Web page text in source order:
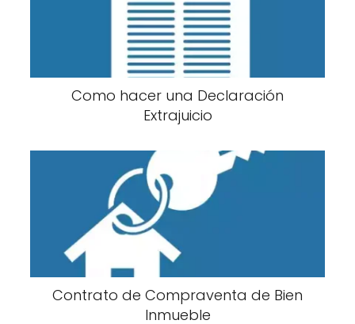
Como hacer una Declaración
Extrajuicio
Contrato de Compraventa de Bien
Inmueble